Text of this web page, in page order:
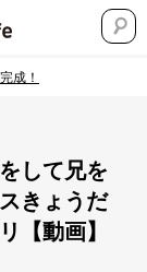
成！
して兄を
きょうだ
【動画】